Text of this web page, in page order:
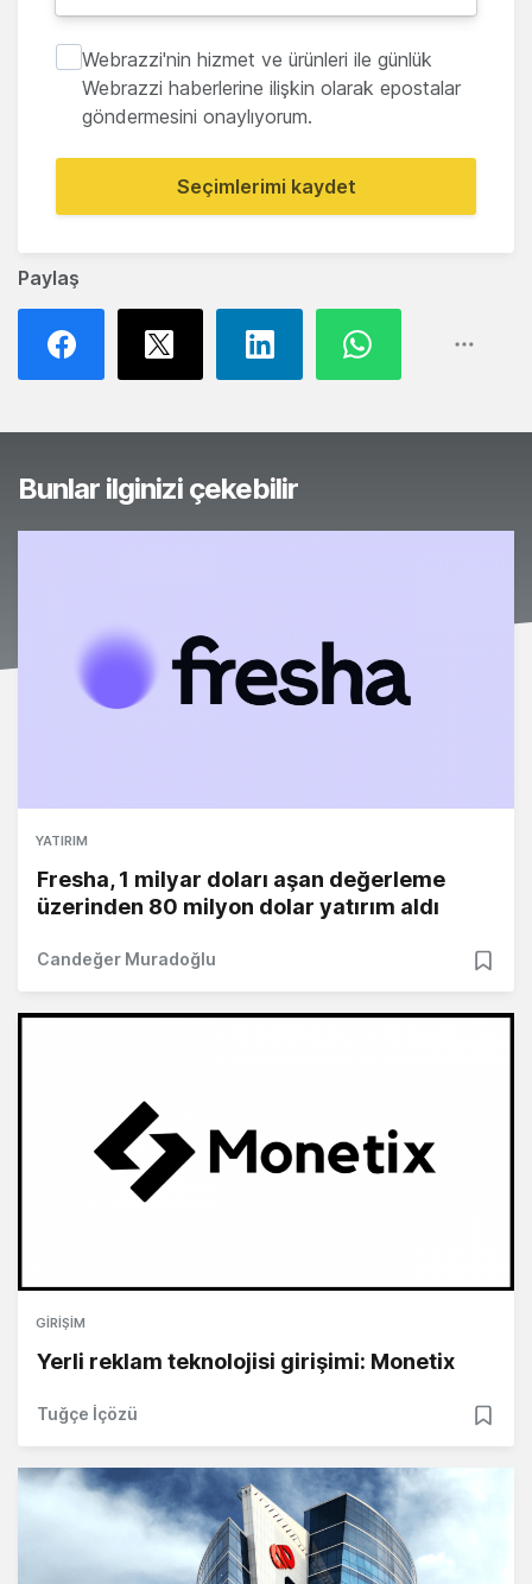
Paylaş
Webrazzi'nin hizmet ve ürünleri ile günlük
Webrazzi haberlerine ilişkin olarak epostalar
göndermesini onaylıyorum.
Seçimlerimi kaydet
Bunlar ilginizi çekebilir
YATIRIM
Fresha, 1 milyar doları aşan değerleme
üzerinden 80 milyon dolar yatırım aldı
Candeğer Muradoğlu
GIRIŞIM
Yerli reklam teknolojisi girişimi: Monetix
Tuğçe İçözü